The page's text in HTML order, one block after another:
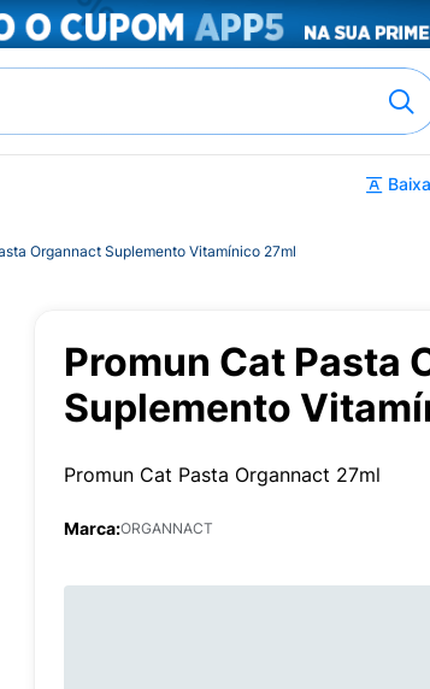
Organnact Suplemento Vitamínico 27ml
Promun Cat Pasta
Suplemento
Promun Cat Pasta Organnact 27ml
Marca:ORGANNACT